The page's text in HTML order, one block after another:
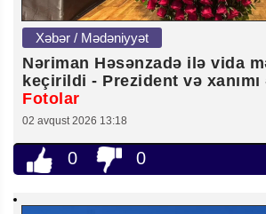
Xəbər / Mədəniyyət
Nəriman Həsənzadə ilə vida
keçirildi - Prezident və
Fotolar
02 avqust 2026 13:18
0 0